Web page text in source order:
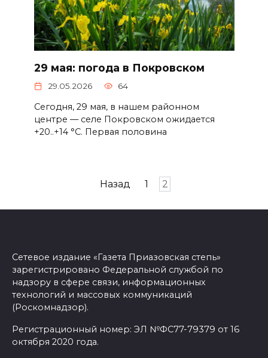
29 мая: погода в Покровском
29.05.2026 64
Сегодня, 29 мая, в нашем районном
центре — селе Покровском ожидается
+20..+14 °C. Первая половина
Назад 1 2
Сетевое издание «Газета Приазовская степь»
зарегистрировано Федеральной службой по
надзору в сфере связи, информационных
технологий и массовых коммуникаций
(Роскомнадзор).
Регистрационный номер: ЭЛ №ФС77-79379 от 16
октября 2020 года.